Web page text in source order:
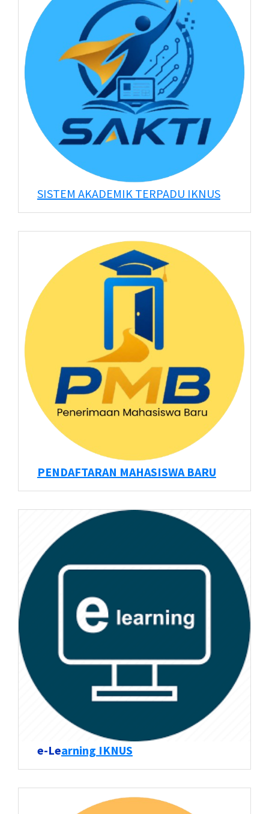
SISTEM AKADEMIK TERPADU IKNUS
PENDAFTARAN MAHASISWA BARU
e-Learning IKNUS